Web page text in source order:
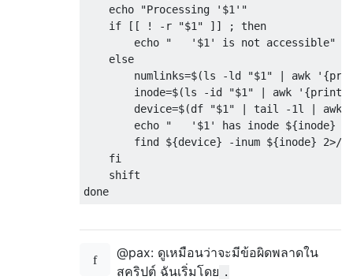
    echo "Processing '$1'"
    if [[ ! -r "$1" ]] ; then
        echo "   '$1' is not accessible"
    else
numlinks=$(ls -ld "$1" | awk
inode=$(ls -id "$1" | awk '{print
device=$(df "$1" | tail -1l | awk
echo "   '$1' has inode ${inode}
find ${device} -inum ${inode} 2>/
    fi
    shift
@pax: ดูเหมือนว่าจะมีข้อผิดพลาดใน
สคริปต์ ฉันเริ่มโดย .